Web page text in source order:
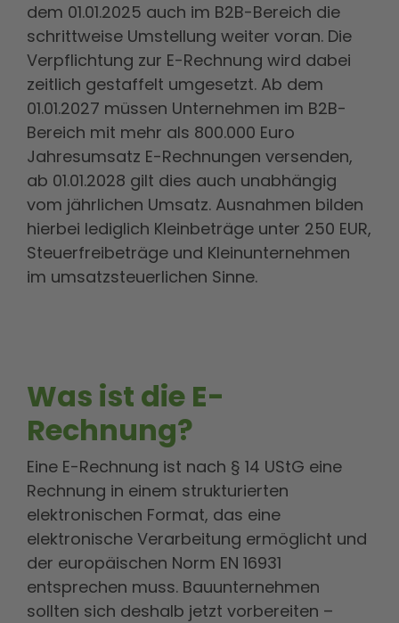
dem 01.01.2025 auch im B2B-Bereich die
schrittweise Umstellung weiter voran. Die
Verpflichtung zur E-Rechnung wird dabei
zeitlich gestaffelt umgesetzt. Ab dem
01.01.2027 müssen Unternehmen im B2B-
Bereich mit mehr als 800.000 Euro
Jahresumsatz E-Rechnungen versenden,
ab 01.01.2028 gilt dies auch unabhängig
vom jährlichen Umsatz. Ausnahmen bilden
hierbei lediglich Kleinbeträge unter 250 EUR,
Steuerfreibeträge und Kleinunternehmen
im umsatzsteuerlichen Sinne.
Was ist die E-
Rechnung?
Eine E-Rechnung ist nach § 14 UStG eine
Rechnung in einem strukturierten
elektronischen Format, das eine
elektronische Verarbeitung ermöglicht und
der europäischen Norm EN 16931
entsprechen muss. Bauunternehmen
sollten sich deshalb jetzt vorbereiten –